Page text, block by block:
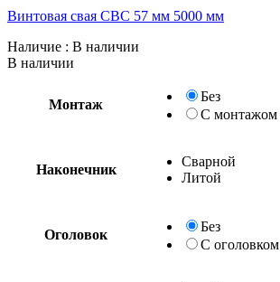
Винтовая свая СВС 57 мм 5000 мм
Наличие : В наличии
В наличии
Монтаж
Без
С монтажом
Наконечник
Сварной
Литой
Оголовок
Без
С оголовком